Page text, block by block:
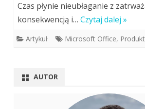
Czas płynie nieubłaganie z
konsekwencją i… Czytaj dalej »
Artykuł Microsoft Office,
AUTOR